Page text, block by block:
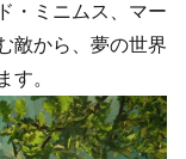
・ミニムス、マー
敵から、夢の世界
す。